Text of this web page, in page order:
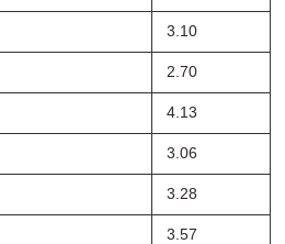
3.10
2.70
4.13
3.06
3.28
3.57